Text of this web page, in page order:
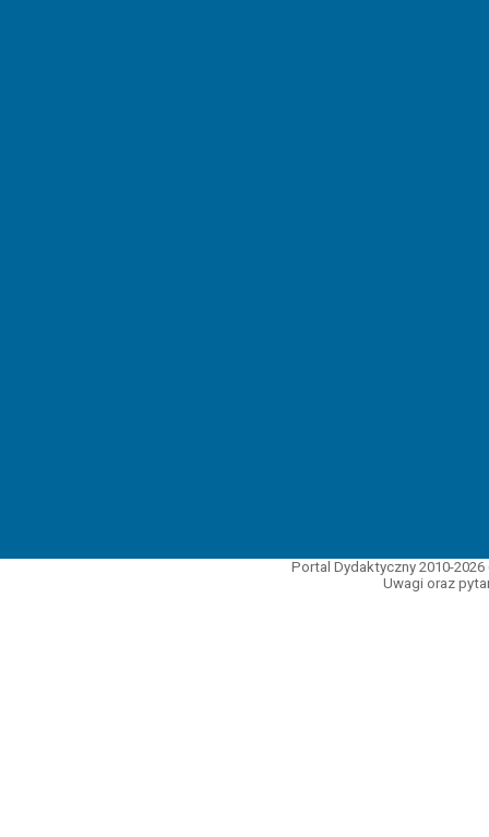
Portal Dydaktyczny 2010-
Uwagi oraz